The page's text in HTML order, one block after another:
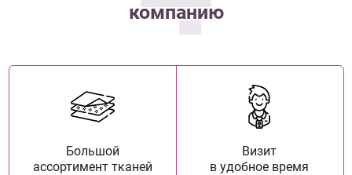
компанию
Большой
ассортимент тканей
Визит
в удобное время